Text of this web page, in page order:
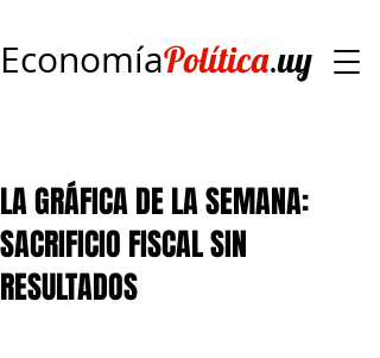
EconomíaPolítica.uy
LA GRÁFICA DE LA SEMANA:
SACRIFICIO FISCAL SIN
RESULTADOS